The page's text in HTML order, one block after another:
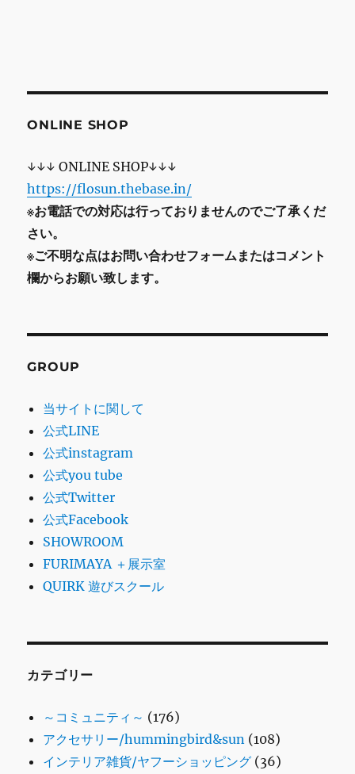
ONLINE SHOP
↓↓↓ ONLINE SHOP↓↓↓
https://flosun.thebase.in/
※お電話での対応は行っておりませんのでご了承くだ
さい。
※ご不明な点はお問い合わせフォームまたはコメント
欄からお願い致します。
GROUP
当サイトに関して
公式LINE
公式instagram
公式you tube
公式Twitter
公式Facebook
SHOWROOM
FURIMAYA ＋展示室
QUIRK 遊びスクール
カテゴリー
～コミュニティ～ (176)
アクセサリー/hummingbird&sun (108)
インテリア雑貨/ヤフーショッピング (36)